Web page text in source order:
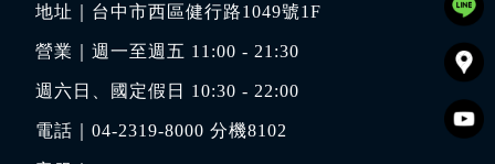
地址｜ 台中市西區健行路1049號1F
營業｜週一至週五 11:00 - 21:30
週六日、國定假日 10:30 - 22:00
電話｜04-2319-8000 分機8102